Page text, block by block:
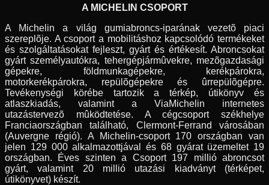
A MICHELIN CSOPORT
A Michelin a világ gumiabroncs-iparának vezetõ piaci
szereplõje. A csoport a mobilitáshoz kapcsolódó termékeket
és szolgáltatásokat fejleszt, gyárt és értékesít. Abroncsokat
gyárt személyautókra, tehergépjármûvekre, mezõgazdasági
gépekre, földmunkagépekre, kerékpárokra,
motorkerékpárokra, repülõgépekre és ûrrepülõgépre.
Tevékenységi körébe tartozik a térkép, útikönyv és
atlaszkiadás, valamint a ViaMichelin internetes
utazástervezõ mûködtetése. A cégcsoport székhelye
Franciaországban található, Clermont-Ferrand városában
(Auvergne régió). A Michelin-csoport 170 országban van
jelen 129 000 alkalmazottjával és 68 gyárat üzemeltet 19
országban. Éves szinten a Csoport 197 millió abroncsot
gyárt, valamint 20 millió utazási kiadványt (térképet,
útikönyvet) készít.